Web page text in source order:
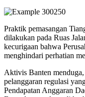
Praktik pemasangan
dilakukan pada Ruas
kecurigaan bahwa
menghindari perhatian
Aktivis Banten
pelanggaran regulasi
Pendapatan Anggaran